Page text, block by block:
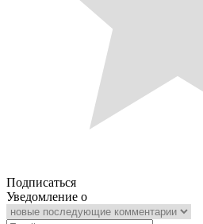
Подписаться
Уведомление о